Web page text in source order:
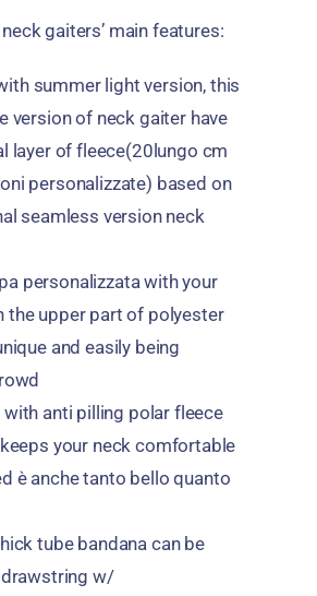
gaiters’ main features:
summer light version, this
version of neck gaiter have
layer of fleece(20lungo cm
personalizzate) based on
seamless version neck
personalizzata with your
the upper part of polyester
and easily being
with anti pilling polar fleece
your neck comfortable
è anche tanto bello quanto
tube bandana can be
w/